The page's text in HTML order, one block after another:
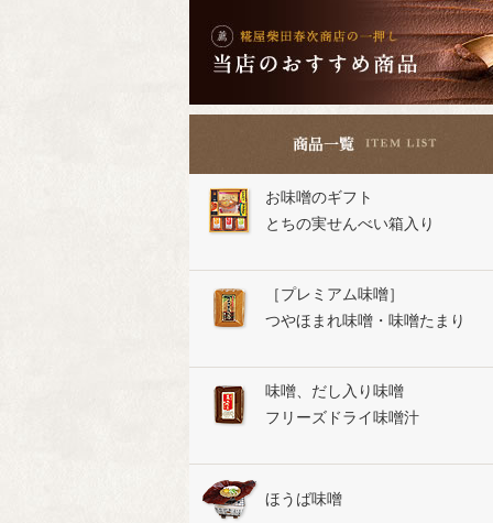
お味噌のギフト
とちの実せんべい箱入り
［プレミアム味噌］
つやほまれ味噌・味噌たまり
味噌、だし入り味噌
フリーズドライ味噌汁
ほうば味噌